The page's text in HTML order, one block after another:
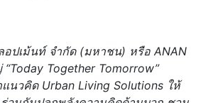
อปเม้นท์ จำกัด (มหาชน) หรือ ANAN
“Today Together Tomorrow”
แนวคิด Urban Living Solutions ให้